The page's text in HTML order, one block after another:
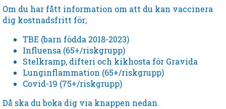
Om du har fått information om att du kan vaccinera
dig kostnadsfritt för;
TBE (barn födda 2018-2023)
Influensa (65+/riskgrupp)
Stelkramp, difteri och kikhosta för Gravida
Lunginflammation (65+/riskgrupp)
Covid-19 (75+/riskgrupp)
Då ska du boka dig via knappen nedan.